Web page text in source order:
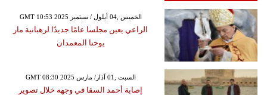
GMT 10:53 2025 الخميس ,04 أيلول / سبتمبر
الراعي يعين مجلسا عامًا جديدًا لرهبانية مار
يوحنا المعمدان
GMT 08:30 2025 السبت ,01 آذار/ مارس
إصابة أحمد السقا في وجهه خلال تصوير